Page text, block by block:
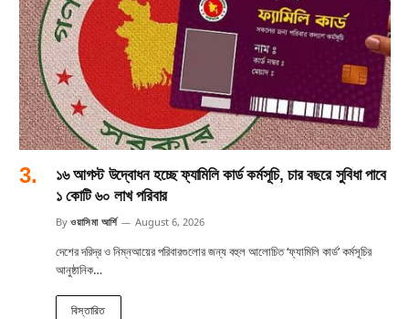
১৬ আগস্ট উদ্বোধন হচ্ছে ফ্যামিলি কার্ড কর্মসূচি, চার বছরে সুবিধা পাবে
১ কোটি ৬০ লাখ পরিবার
By ওয়াসিমা আর্শি August 6, 2026
দেশের দরিদ্র ও নিম্নআয়ের পরিবারগুলোর জন্য বহুল আলোচিত ‘ফ্যামিলি কার্ড’ কর্মসূচির
আনুষ্ঠানিক…
বিস্তারিত